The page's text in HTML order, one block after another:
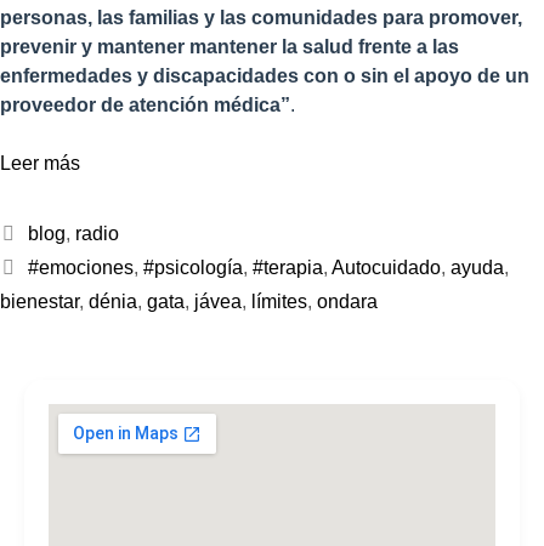
personas, las familias y las comunidades para promover,
prevenir y mantener mantener la salud frente a las
enfermedades y discapacidades con o sin el apoyo de un
proveedor de atención médica”.
Leer más
blog, radio
#emociones, #psicología, #terapia, Autocuidado, ayuda,
bienestar, dénia, gata, jávea, límites, ondara